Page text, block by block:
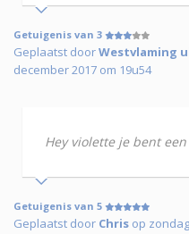
Getuigenis van 3
Geplaatst doorWestvlaming
december 2017 om 19u54
Hey violette je bent
Getuigenis van 5
Geplaatst door Chris op